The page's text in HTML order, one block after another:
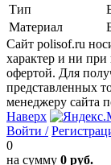
Тип
Материал
Сайт polisof.ru
характер и ни при
офертой. Для
представленных
менеджеру сайта
Наверх
Войти /
0
на сумму 0 руб.